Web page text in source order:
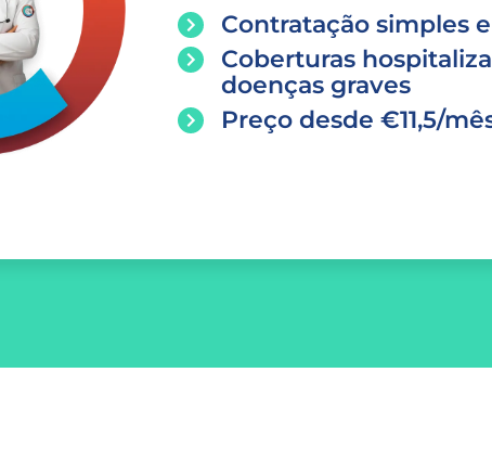
Contratação simples
Coberturas
doenças graves
Preço desde €11,5/